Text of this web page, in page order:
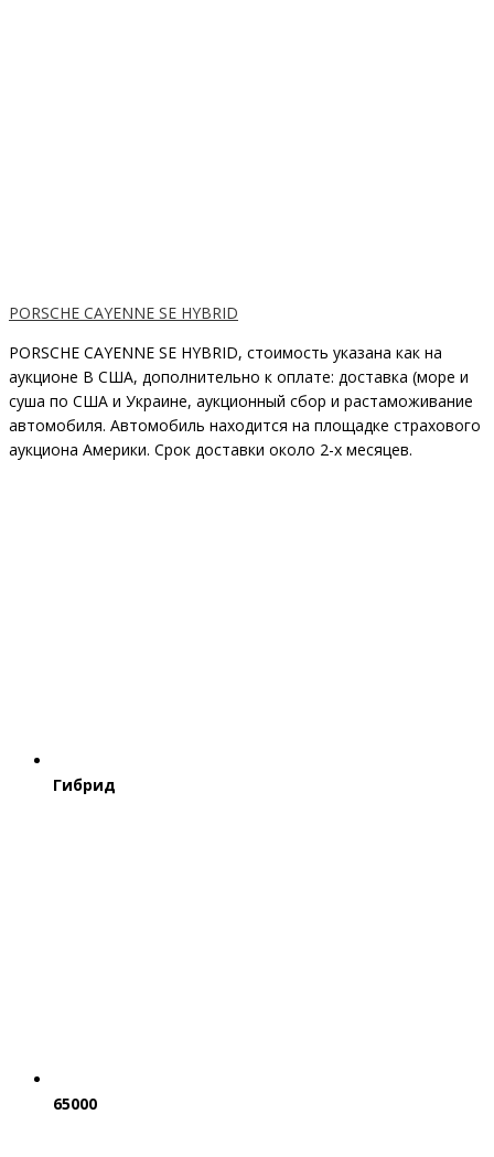
PORSCHE CAYENNE SE HYBRID
PORSCHE CAYENNE SE HYBRID, стоимость указана как на
аукционе В США, дополнительно к оплате: доставка (море и
суша по США и Украине, аукционный сбор и растаможивание
автомобиля. Автомобиль находится на площадке страхового
аукциона Америки. Срок доставки около 2-x месяцев.
Гибрид
65000